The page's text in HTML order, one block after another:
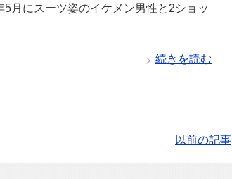
月にスーツ姿のイケメン男性と2ショッ
続きを読む
以前の記事